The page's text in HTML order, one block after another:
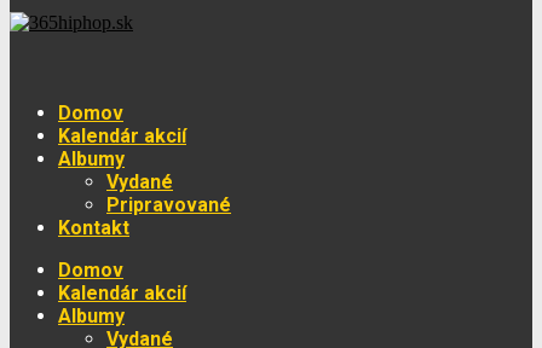
Domov
Kalendár akcií
Albumy
Vydané
Pripravované
Kontakt
Domov
Kalendár akcií
Albumy
Vydané